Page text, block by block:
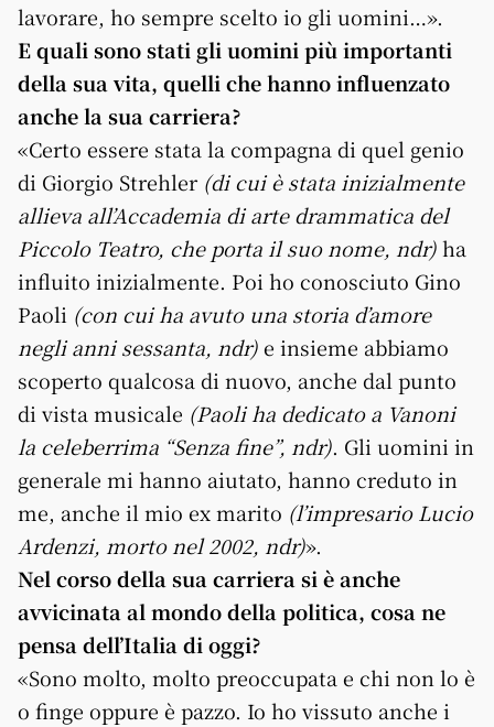
lavorare, ho sempre scelto io gli uomini…».
E quali sono stati gli uomini più importanti
della sua vita, quelli che hanno influenzato
anche la sua carriera?
«Certo essere stata la compagna di quel genio
di Giorgio Strehler(di cui è stata inizialmente
allieva all’Accademia di arte drammatica del
Piccolo Teatro, che porta il suo nome, ndr)ha
influito inizialmente. Poi ho conosciuto Gino
Paoli (con cui ha avuto una storia d’amore
negli anni sessanta, ndr)e insieme abbiamo
scoperto qualcosa di nuovo, anche dal punto
di vista musicale (Paoli ha dedicato a Vanoni
la celeberrima “Senza fine”, ndr). Gli uomini in
generale mi hanno aiutato, hanno creduto in
me, anche il mio ex marito (l’impresario Lucio
Ardenzi, morto nel 2002, ndr)».
Nel corso della sua carriera si è anche
avvicinata al mondo della politica, cosa ne
pensa dell’Italia di oggi?
«Sono molto, molto preoccupata e chi non lo è
o finge oppure è pazzo. Io ho vissuto anche i